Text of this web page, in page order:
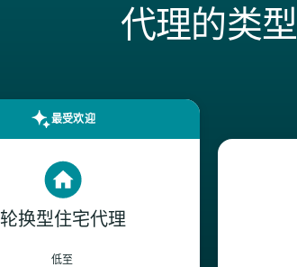
代理的类型
最受欢迎
轮换型住宅代理
低至